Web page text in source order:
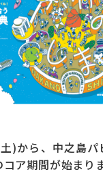
)から、中之島パ
ア期間が始まり